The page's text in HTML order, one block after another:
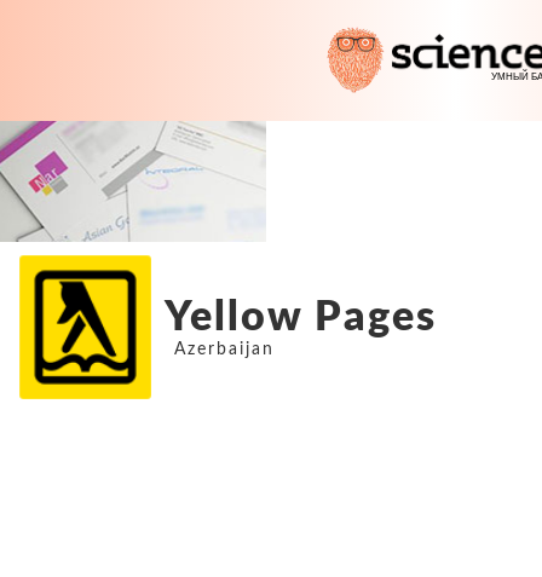
Yellow Pages
Azerbaijan